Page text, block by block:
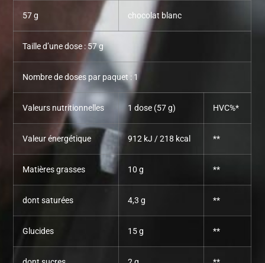
57 g chocolat blanc
Taille d’une dose : 57 g
Nombre de doses par paquet : 1
Valeurs nutritionnelles 1 dose (57 g) HVC%*
Valeur énergétique 912 kJ / 218 kcal **
Matières grasses 10 g **
dont saturées 4,3 g **
Glucides 15 g **